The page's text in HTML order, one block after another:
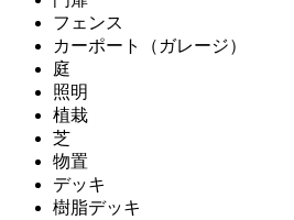
フェンス
カーポート（ガレージ）
庭
照明
植栽
芝
物置
デッキ
樹脂デッキ